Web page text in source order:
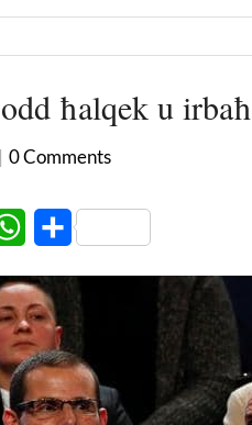
ħalqek u irbaħ
| 0 Comments
WhatsApp
Share